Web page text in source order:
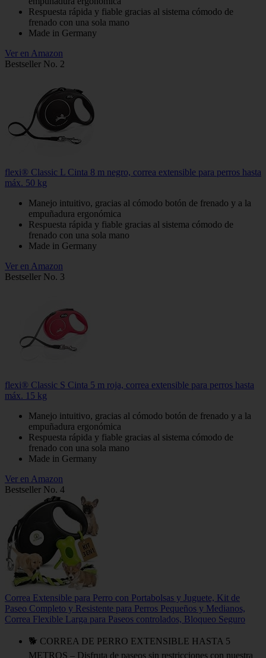
Respuesta rápida y fiable gracias al sistema cómodo de
frenado con una sola mano
Made in Germany
Ver en Amazon
Bestseller No. 2
flexi® Classic L Cinta 8 m negro, correa extensible para perros hasta
máx. 50 kg
Manejo intuitivo, gracias al cómodo botón de frenado y a la
empuñadura ergonómica
Respuesta rápida y fiable gracias al sistema cómodo de
frenado con una sola mano
Made in Germany
Ver en Amazon
Bestseller No. 3
flexi® Classic S Cinta 5 m roja, correa extensible para perros hasta
máx. 15 kg
Manejo intuitivo, gracias al cómodo botón de frenado y a la
empuñadura ergonómica
Respuesta rápida y fiable gracias al sistema cómodo de
frenado con una sola mano
Made in Germany
Ver en Amazon
Bestseller No. 4
Correa Extensible para Perro con Portabolsas y Juguete, Kit de
Paseo Completo y Resistente para Perros Pequeños y Medianos,
Correa Flexible Larga para Paseos controlados, Bloqueo Seguro
🐕 CORREA DE PERRO EXTENSIBLE HASTA 5
METROS – Disfruta de paseos sin restricciones con nuestra